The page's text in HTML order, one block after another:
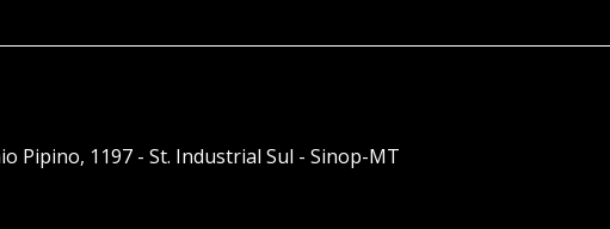
Pipino, 1197 - St. Industrial Sul - Sinop-MT